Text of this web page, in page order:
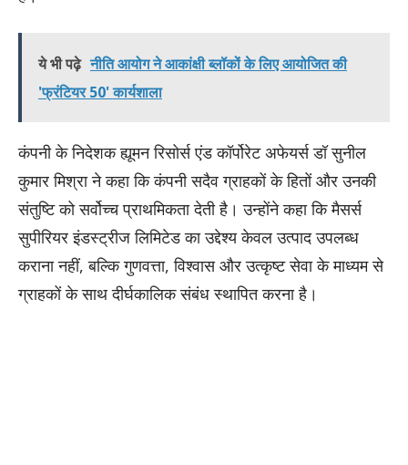
ये भी पढ़े नीति आयोग ने आकांक्षी ब्लॉकों के लिए आयोजित की
'फ्रंटियर 50' कार्यशाला
कंपनी के निदेशक ह्यूमन रिसोर्स एंड कॉर्पोरेट अफेयर्स डॉ सुनील
कुमार मिश्रा ने कहा कि कंपनी सदैव ग्राहकों के हितों और उनकी
संतुष्टि को सर्वोच्च प्राथमिकता देती है। उन्होंने कहा कि मैसर्स
सुपीरियर इंडस्ट्रीज लिमिटेड का उद्देश्य केवल उत्पाद उपलब्ध
कराना नहीं, बल्कि गुणवत्ता, विश्वास और उत्कृष्ट सेवा के माध्यम से
ग्राहकों के साथ दीर्घकालिक संबंध स्थापित करना है।